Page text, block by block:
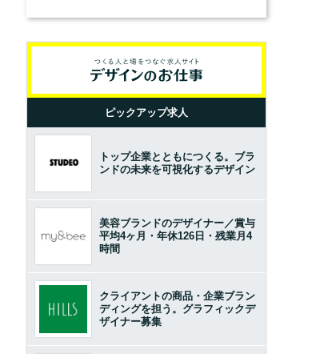
ピックアップ求人
トップ企業とともにつくる。ブラ
ンドの未来を可視化するデザイン
美容ブランドのデザイナー／賞与
平均4ヶ月・年休126日・残業月4
時間
クライアントの商品・企業ブラン
ディングを担う。グラフィックデ
ザイナー募集